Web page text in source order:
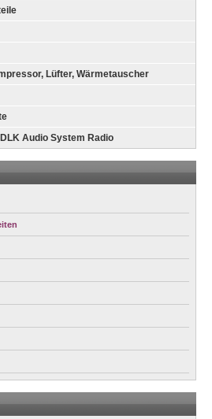
Lüfter, Wärmetauscher
Audio System Radio